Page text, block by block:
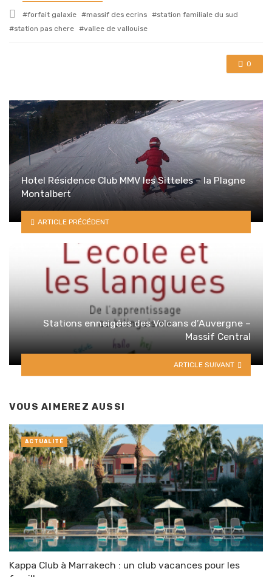
in
Tagged
with
forfait galaxie massif des ecrins
station familiale du sud
station pas chere
vallee de vallouise
0
Hotel Résidence Club MMV les Sitteles – la Plagne
Montalbert
ARTICLE PRÉCÉDENT
Stations enneigées des Volcans d’Auvergne –
Massif Central
ARTICLE SUIVANT
VOUS AIMEREZ AUSSI
Kappa Club à Marrakech : un club vacances pour les
ACTUALITÉ